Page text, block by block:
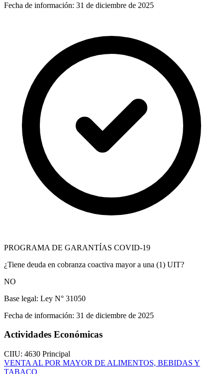
Fecha de información: 31 de diciembre de 2025
PROGRAMA DE GARANTÍAS COVID-19
¿Tiene deuda en cobranza coactiva mayor a una (1) UIT?
NO
Base legal: Ley N° 31050
Fecha de información: 31 de diciembre de 2025
Actividades Económicas
CIIU: 4630 Principal
VENTA AL POR MAYOR DE ALIMENTOS, BEBIDAS Y
TABACO